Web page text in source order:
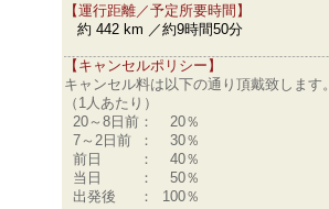
【運行距離／予定所要時間】
約 442 km ／約9時間50分
【キャンセルポリシー】
キャンセル料は以下の通り頂戴致します。
（1人あたり）
20～8日前：
20％
7～2日前
：
30％
前日
：
40％
当日
：
50％
出発後
： 100％